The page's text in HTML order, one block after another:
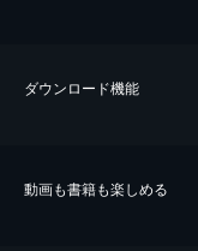
ダウンロード機能
動画も書籍も楽しめる